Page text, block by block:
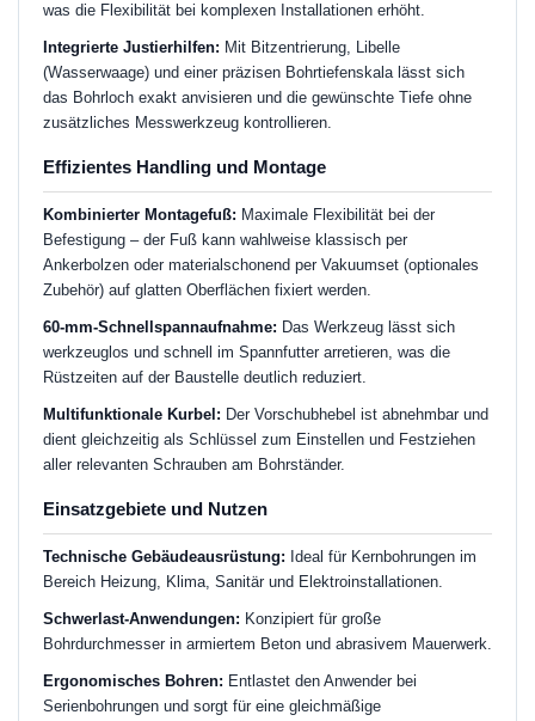
was die Flexibilität bei komplexen Installationen erhöht.
Integrierte Justierhilfen: Mit Bitzentrierung, Libelle
(Wasserwaage) und einer präzisen Bohrtiefenskala lässt sich
das Bohrloch exakt anvisieren und die gewünschte Tiefe ohne
zusätzliches Messwerkzeug kontrollieren.
Effizientes Handling und Montage
Kombinierter Montagefuß: Maximale Flexibilität bei der
Befestigung – der Fuß kann wahlweise klassisch per
Ankerbolzen oder materialschonend per Vakuumset (optionales
Zubehör) auf glatten Oberflächen fixiert werden.
60-mm-Schnellspannaufnahme: Das Werkzeug lässt sich
werkzeuglos und schnell im Spannfutter arretieren, was die
Rüstzeiten auf der Baustelle deutlich reduziert.
Multifunktionale Kurbel: Der Vorschubhebel ist abnehmbar und
dient gleichzeitig als Schlüssel zum Einstellen und Festziehen
aller relevanten Schrauben am Bohrständer.
Einsatzgebiete und Nutzen
Technische Gebäudeausrüstung: Ideal für Kernbohrungen im
Bereich Heizung, Klima, Sanitär und Elektroinstallationen.
Schwerlast-Anwendungen: Konzipiert für große
Bohrdurchmesser in armiertem Beton und abrasivem Mauerwerk.
Ergonomisches Bohren: Entlastet den Anwender bei
Serienbohrungen und sorgt für eine gleichmäßige